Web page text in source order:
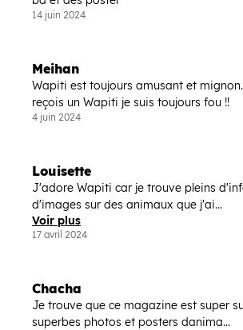
14 juin 2024
Meihan
Wapiti est toujours amusant et
reçois un Wapiti je suis toujours fou !!
4 juin 2024
Louisette
J'adore Wapiti car je trouve pleins
d'images sur des animaux que j'ai...
Voir plus
17 avril 2024
Chacha
Je trouve que ce magazine est super
superbes photos et posters danima...